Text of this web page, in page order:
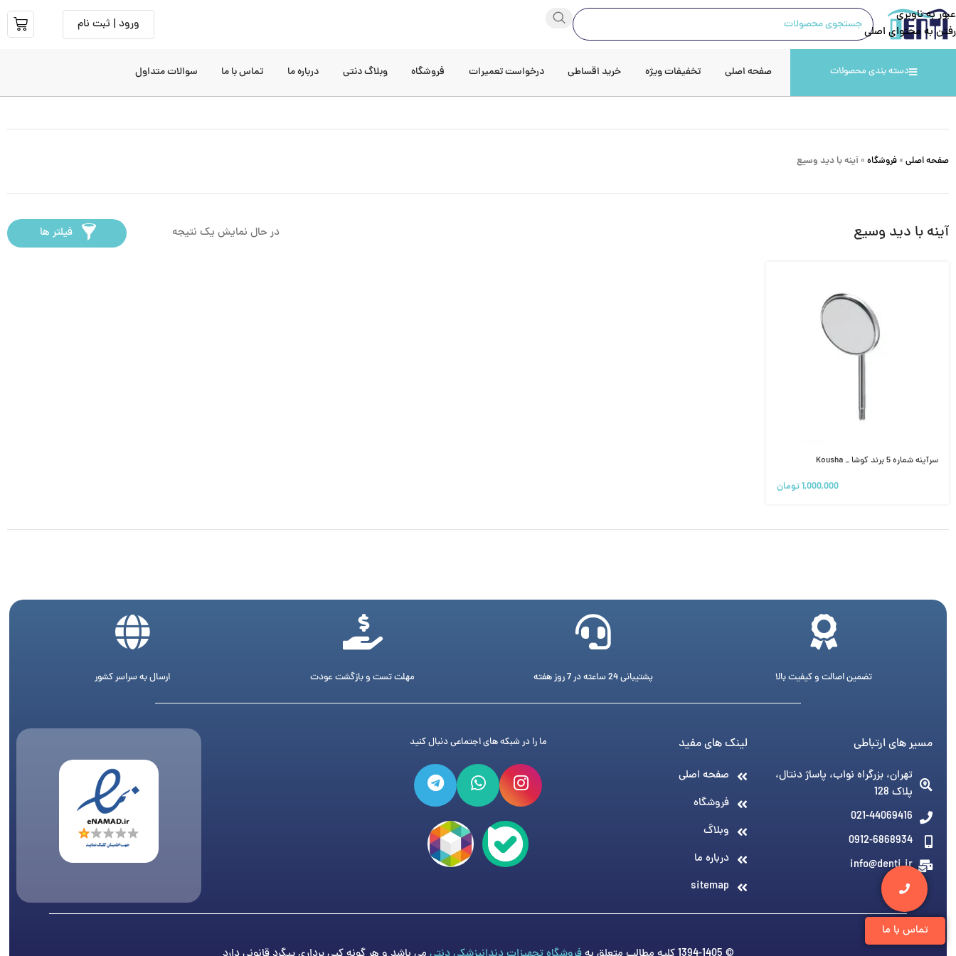
عبور به ناوبری
رفتن به محتوای اصلی
ورود | ثبت نام
دسته بندی محصولات صفحه اصلی تخفیفات ویژه خرید اقساطی درخواست تعمیرات فروشگاه وبلاگ دنتی درباره ما تماس با ما سوالات متداول
صفحه اصلی » فروشگاه » آینه با دید وسیع
آینه با دید وسیع در حال نمایش یک نتیجه فیلتر ها
سرآینه شماره 5 برند کوشا _ Kousha
1,000,000تومان
تماس با ما
تضمین اصالت و کیفیت بالا پشتیبانی 24 ساعته در 7 روز هفته مهلت تست و بازگشت عودت ارسال به سراسر کشور
مسیر های ارتباطی
تهران، بزرگراه نواب، پاساژ دنتال،
پلاک 128
021-44069416
0912-6868934
info@denti.ir
لینک های مفید
صفحه اصلی
فروشگاه
وبلاگ
درباره ما
sitemap
ما را در شبکه های اجتماعی دنبال کنید